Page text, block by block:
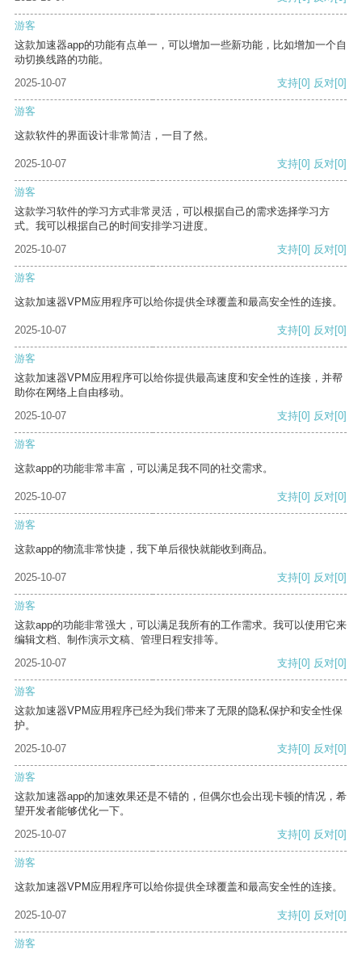
游客
这款加速器app的功能有点单一，可以增加一些新功能，比如增加一个自
动切换线路的功能。
2025-10-07
支持[0] 反对[0]
游客
这款软件的界面设计非常简洁，一目了然。
2025-10-07 支持[0] 反对[0]
游客
这款学习软件的学习方式非常灵活，可以根据自己的需求选择学习方
式。我可以根据自己的时间安排学习进度。
2025-10-07
支持[0] 反对[0]
游客
这款加速器VPM应用程序可以给你提供全球覆盖和最高安全性的连接。
2025-10-07 支持[0] 反对[0]
游客
这款加速器VPM应用程序可以给你提供最高速度和安全性的连接，并帮
助你在网络上自由移动。
2025-10-07
支持[0] 反对[0]
游客
这款app的功能非常丰富，可以满足我不同的社交需求。
2025-10-07 支持[0] 反对[0]
游客
这款app的物流非常快捷，我下单后很快就能收到商品。
2025-10-07 支持[0] 反对[0]
游客
这款app的功能非常强大，可以满足我所有的工作需求。我可以使用它来
编辑文档、制作演示文稿、管理日程安排等。
2025-10-07
支持[0] 反对[0]
游客
这款加速器VPM应用程序已经为我们带来了无限的隐私保护和安全性保
护。
2025-10-07
支持[0] 反对[0]
游客
这款加速器app的加速效果还是不错的，但偶尔也会出现卡顿的情况，希
望开发者能够优化一下。
2025-10-07
支持[0] 反对[0]
游客
这款加速器VPM应用程序可以给你提供全球覆盖和最高安全性的连接。
2025-10-07 支持[0] 反对[0]
游客